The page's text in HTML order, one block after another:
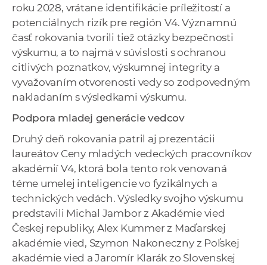
roku 2028, vrátane identifikácie príležitostí a
potenciálnych rizík pre región V4. Významnú
časť rokovania tvorili tiež otázky bezpečnosti
výskumu, a to najmä v súvislosti s ochranou
citlivých poznatkov, výskumnej integrity a
vyvažovaním otvorenosti vedy so zodpovedným
nakladaním s výsledkami výskumu.
Podpora mladej generácie vedcov
Druhý deň rokovania patril aj prezentácii
laureátov Ceny mladých vedeckých pracovníkov
akadémií V4, ktorá bola tento rok venovaná
téme umelej inteligencie vo fyzikálnych a
technických vedách. Výsledky svojho výskumu
predstavili Michal Jambor z Akadémie vied
Českej republiky, Alex Kummer z Maďarskej
akadémie vied, Szymon Nakoneczny z Poľskej
akadémie vied a Jaromír Klarák zo Slovenskej